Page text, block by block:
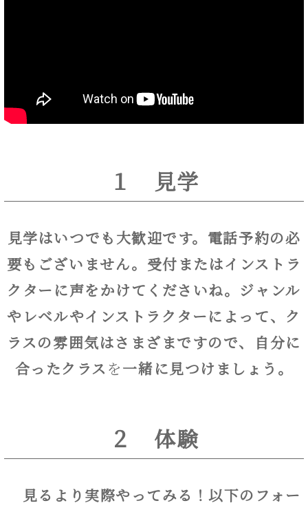
１ 見学
見学はいつでも大歓迎です。 電話予約の必
要もございません。受付またはインストラ
クターに声をかけてくださいね。ジャンル
やレベルやインストラクターによって、ク
ラスの雰囲気はさまざまですので、自分に
合ったクラス を一緒に見つけましょう。
２ 体験
見るより実際やってみる！以下のフォー